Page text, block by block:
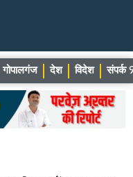
गोपालगंज देश विदेश संपर्क